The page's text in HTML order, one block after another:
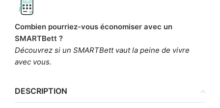
Combien pourriez-vous économiser avec un
SMARTBett ?
Découvrez si un SMARTBett vaut la peine de vivre
avec vous.
DESCRIPTION